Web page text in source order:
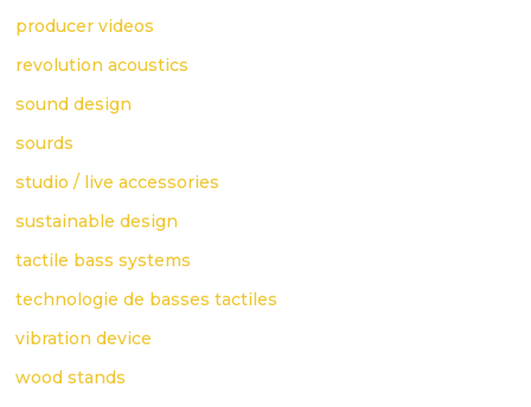
producer videos
revolution acoustics
sound design
sourds
studio / live accessories
sustainable design
tactile bass systems
technologie de basses tactiles
vibration device
wood stands